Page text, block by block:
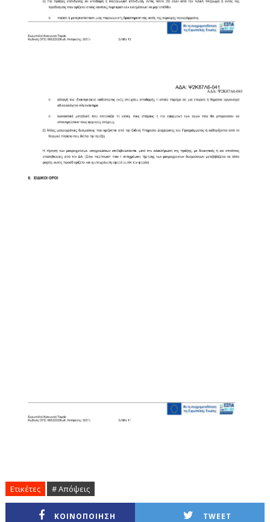
Ετικέτες # Απόψεις
ΚΟΙΝΟΠΟΙΗΣΗ TWEET